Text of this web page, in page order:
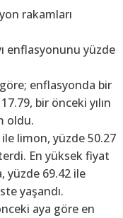
rakamları
enflasyonunu yüzde
enflasyonda bir
bir önceki yılın
oldu.
ile limon, yüzde 50.27
En yüksek fiyat
yüzde 69.42 ile
yaşandı.
aya göre en